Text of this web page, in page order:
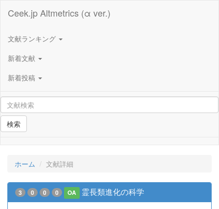
Ceek.jp Altmetrics (α ver.)
文献ランキング
新着文献
新着投稿
検索
ホーム 文献詳細
3 0 0 0 OA 霊長類進化の科学